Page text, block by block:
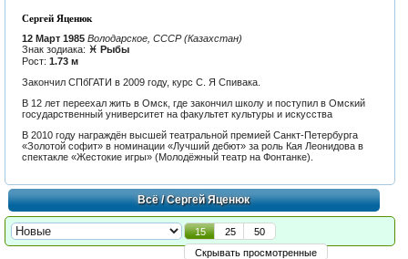
Сергей Яценюк
12 Март 1985 Володарское, СССР (Казахстан)
Знак зодиака: ♓ Рыбы
Рост: 1.73 м
Закончил СПбГАТИ в 2009 году, курс С. Я Спивака.
В 12 лет переехал жить в Омск, где закончил школу и поступил в Омский
государственный университет на факультет культуры и искусства
В 2010 году награждён высшей театральной премией Санкт-Петербурга
«Золотой софит» в номинации «Лучший дебют» за роль Кая Леонидова в
спектакле «Жестокие игры» (Молодёжный театр на Фонтанке).
Всё/ Сергей Яценюк
15 25
50
Скрывать просмотренные